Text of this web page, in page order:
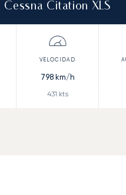
Cessna Citation XLS
798km/h
431 kts